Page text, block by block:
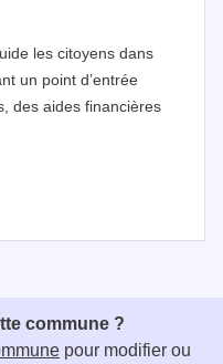
les citoyens dans
un point d’entrée
des aides financières
commune ?
pour modifier ou